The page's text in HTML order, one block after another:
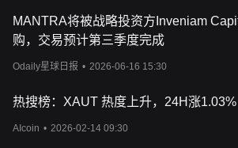
MANTRA将被战略投资方Inveniam
购，交易预计第三季度完成
Odaily星球日报 • 2026-06-16 15:30
热搜榜：XAUT 热度上升，24H涨1.03%
AIcoin • 2026-02-14 09:30